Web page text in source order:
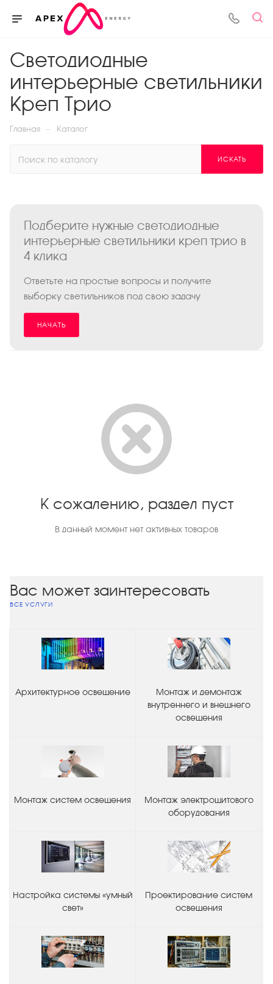
Светодиодные
интерьерные светильники
Креп Трио
Главная — Каталог
ИСКАТЬ
Подберите нужные светодиодные
интерьерные светильники креп трио в
4 клика
Ответьте на простые вопросы и получите
выборку светильников под свою задачу
НАЧАТЬ
К сожалению, раздел пуст
В данный момент нет активных товаров
Вас может заинтересовать
ВСЕ УСЛУГИ
Архитектурное освещение
Монтаж и демонтаж
внутреннего и внешнего
освещения
Монтаж систем освещения
Монтаж электрощитового
оборудования
Настройка системы «умный
свет»
Проектирование систем
освещения